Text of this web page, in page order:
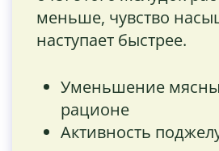
меньше, чувство
наступает быстрее.
Уменьшение
рационе
Активность